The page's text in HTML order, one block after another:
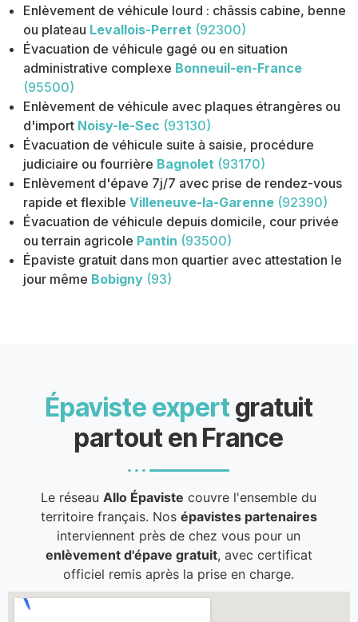
Enlèvement de véhicule lourd : châssis cabine, benne
ou plateau Levallois-Perret (92300)
Évacuation de véhicule gagé ou en situation
administrative complexe Bonneuil-en-France
(95500)
Enlèvement de véhicule avec plaques étrangères ou
d'import Noisy-le-Sec (93130)
Évacuation de véhicule suite à saisie, procédure
judiciaire ou fourrière Bagnolet (93170)
Enlèvement d'épave 7j/7 avec prise de rendez-vous
rapide et flexible Villeneuve-la-Garenne (92390)
Évacuation de véhicule depuis domicile, cour privée
ou terrain agricole Pantin (93500)
Épaviste gratuit dans mon quartier avec attestation le
jour même Bobigny (93)
Épaviste expertgratuit
partout en France
Le réseauAllo Épaviste couvre l'ensemble du
territoire français. Nos épavistes partenaires
interviennent près de chez vous pour un
enlèvement d'épave gratuit, avec certificat
officiel remis après la prise en charge.